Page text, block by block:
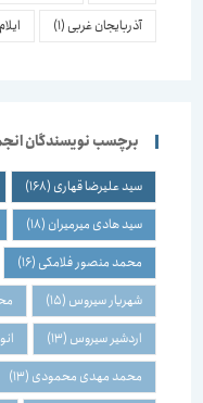
آذربایجان غربی(1) ایلام(1)
برچسب نویسندگان انجمن
سید علیرضا قهاری(168)
سید هادی میرمیران(18)
محمد منصور فلامکی(16)
شهریار سیروس(15)
اردشیر سیروس(13)
محمد مهدی محمودی(13)